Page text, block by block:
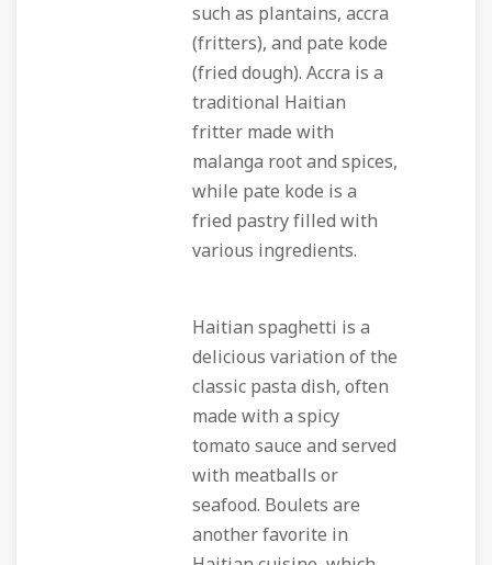
such as plantains, accra
(fritters), and pate kode
(fried dough). Accra is a
traditional Haitian
fritter made with
malanga root and spices,
while pate kode is a
fried pastry filled with
various ingredients.
Haitian spaghetti is a
delicious variation of the
classic pasta dish, often
made with a spicy
tomato sauce and served
with meatballs or
seafood. Boulets are
another favorite in